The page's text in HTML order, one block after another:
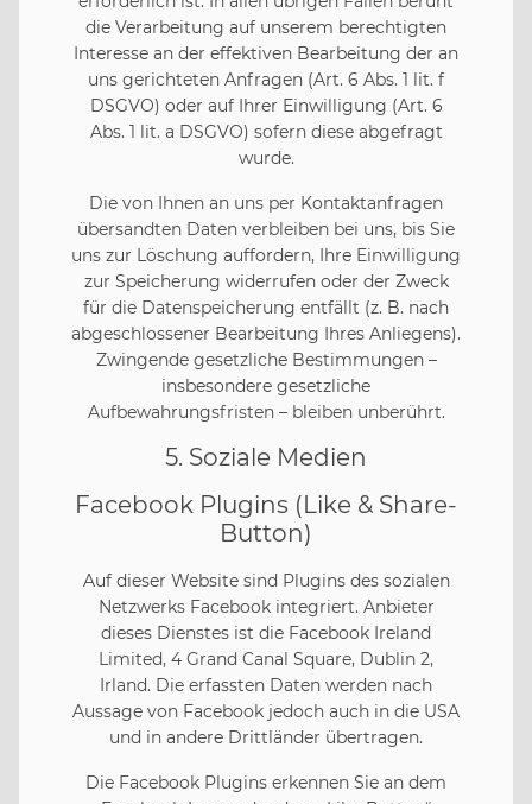
die Verarbeitung auf unserem berechtigten
Interesse an der effektiven Bearbeitung der an
uns gerichteten Anfragen (Art. 6 Abs. 1 lit. f
DSGVO) oder auf Ihrer Einwilligung (Art. 6
Abs. 1 lit. a DSGVO) sofern diese abgefragt
wurde.
Die von Ihnen an uns per Kontaktanfragen
übersandten Daten verbleiben bei uns, bis Sie
uns zur Löschung auffordern, Ihre Einwilligung
zur Speicherung widerrufen oder der Zweck
für die Datenspeicherung entfällt (z. B. nach
abgeschlossener Bearbeitung Ihres Anliegens).
Zwingende gesetzliche Bestimmungen –
insbesondere gesetzliche
Aufbewahrungsfristen – bleiben unberührt.
5. Soziale Medien
Facebook Plugins (Like & Share-
Button)
Auf dieser Website sind Plugins des sozialen
Netzwerks Facebook integriert. Anbieter
dieses Dienstes ist die Facebook Ireland
Limited, 4 Grand Canal Square, Dublin 2,
Irland. Die erfassten Daten werden nach
Aussage von Facebook jedoch auch in die USA
und in andere Drittländer übertragen.
Die Facebook Plugins erkennen Sie an dem